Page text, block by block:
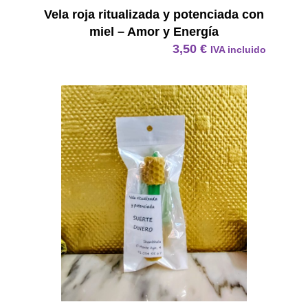
Vela roja ritualizada y potenciada con
miel – Amor y Energía
3,50 € IVA incluido